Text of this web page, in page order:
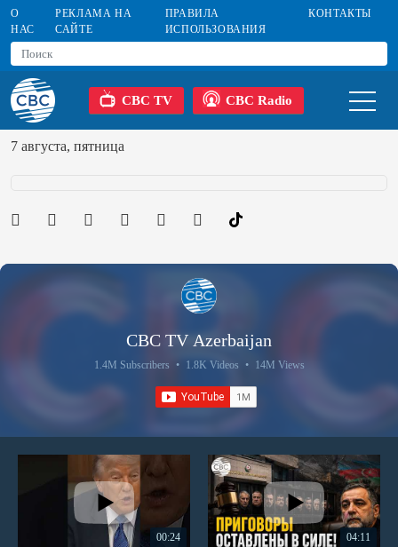
О
НАС
РЕКЛАМА НА
САЙТЕ
ПРАВИЛА
ИСПОЛЬЗОВАНИЯ
КОНТАКТЫ
CBC TV CBC Radio
7 августа, пятница
CBC TV Azerbaijan
1.4M Subscribers • 1.8K Videos • 14M Views
00:24 04:11